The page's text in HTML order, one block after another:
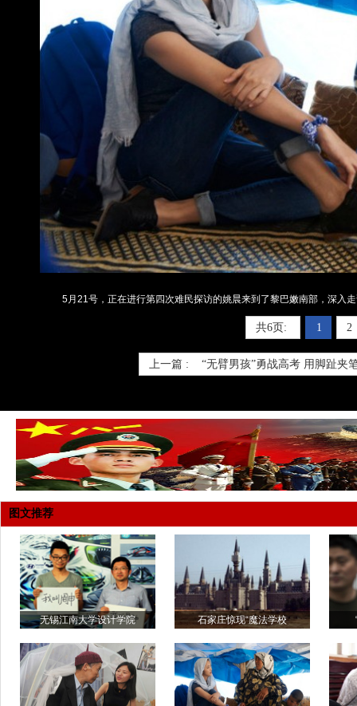
5月21号，正在进行第四次难民探访的姚晨来到了黎巴嫩南部，深入
共6页: 1 2
上一篇 : “无臂男孩”勇战高考 用脚趾夹
图文推荐
无锡江南大学设计学院 石家庄惊现“魔法学校